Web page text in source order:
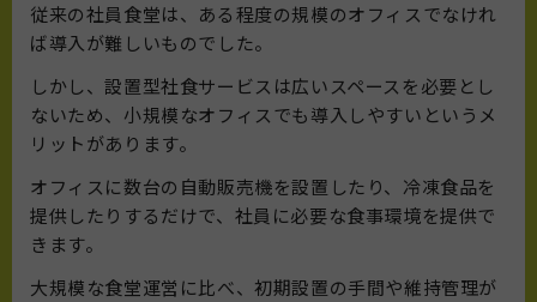
従来の社員食堂は、ある程度の規模のオフィスでなけれ
ば導入が難しいものでした。
しかし、設置型社食サービスは広いスペースを必要とし
ないため、小規模なオフィスでも導入しやすいというメ
リットがあります。
オフィスに数台の自動販売機を設置したり、冷凍食品を
提供したりするだけで、社員に必要な食事環境を提供で
きます。
大規模な食堂運営に比べ、初期設置の手間や維持管理が